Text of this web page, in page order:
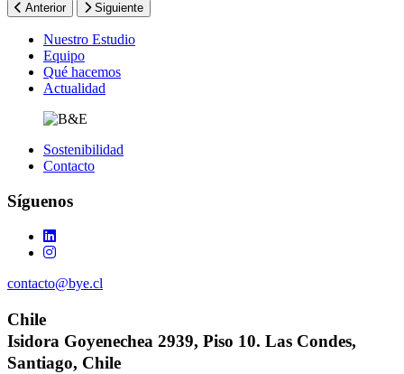
Anterior Siguiente
FooterNuestro Estudio
Equipo
Qué hacemos
Actualidad
Sostenibilidad
Contacto
Síguenos
contacto@bye.cl
Chile
Isidora Goyenechea 2939, Piso 10. Las Condes,
Santiago, Chile